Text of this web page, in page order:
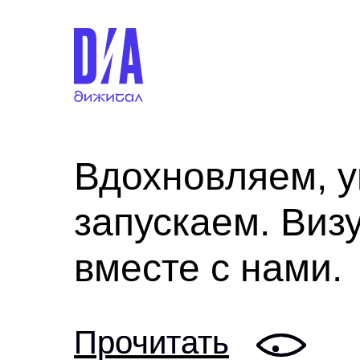
ЛЕГО-
Диджитал старт
Вдохновляем,
запускаем.
вместе с нами.
Прочитать
Прочитать